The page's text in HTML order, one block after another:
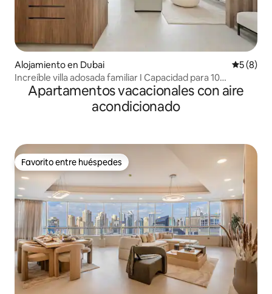
Alojamiento en Dubai
5 (8)
Increíble villa adosada familiar I Capacidad para 10
personas
Apartamentos vacacionales con aire
acondicionado
Favorito entre huéspedes
Favorito entre huéspedes